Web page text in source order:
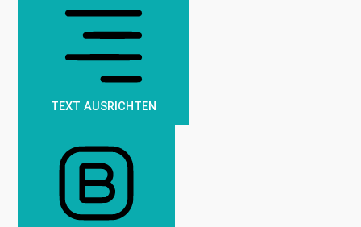
TEXT AUSRICHTEN